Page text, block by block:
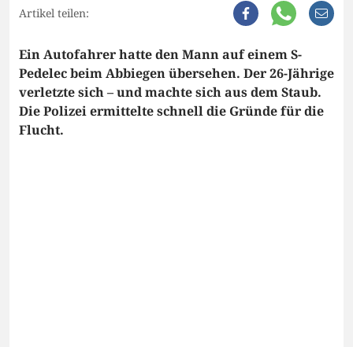
Artikel teilen:
Ein Autofahrer hatte den Mann auf einem S-
Pedelec beim Abbiegen übersehen. Der 26-Jährige
verletzte sich – und machte sich aus dem Staub.
Die Polizei ermittelte schnell die Gründe für die
Flucht.